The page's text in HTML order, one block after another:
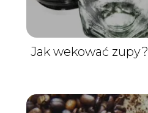
Jak wekować zupy?